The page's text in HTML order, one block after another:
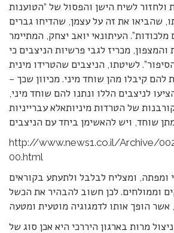
לשיח הישן והפסול של “הטוענות
שהביאו את זה על עצמן, שהדיחו גברים
העיתונאי יואב יצחק, המתיימר
מכריז לגבי פרשיות הניצבים כי
לשיטתו, הניצבים שהטרידו מינית
קיבלו מהן שוחד מיני. מכיוון שכך –
לניצבים הללו ונתנו להם שוחד מיני,
קורבנות של הטרדות מיניותאלא עברייניות
http://www.news1.co.il/Archive/
00.html
ומפתה, ומצליח לבלבל ולתעתע בקוראים
וממולחים. לכן חשוב להבהיר את הכשל
מרות בארגון היררכי היא אכן סוג של